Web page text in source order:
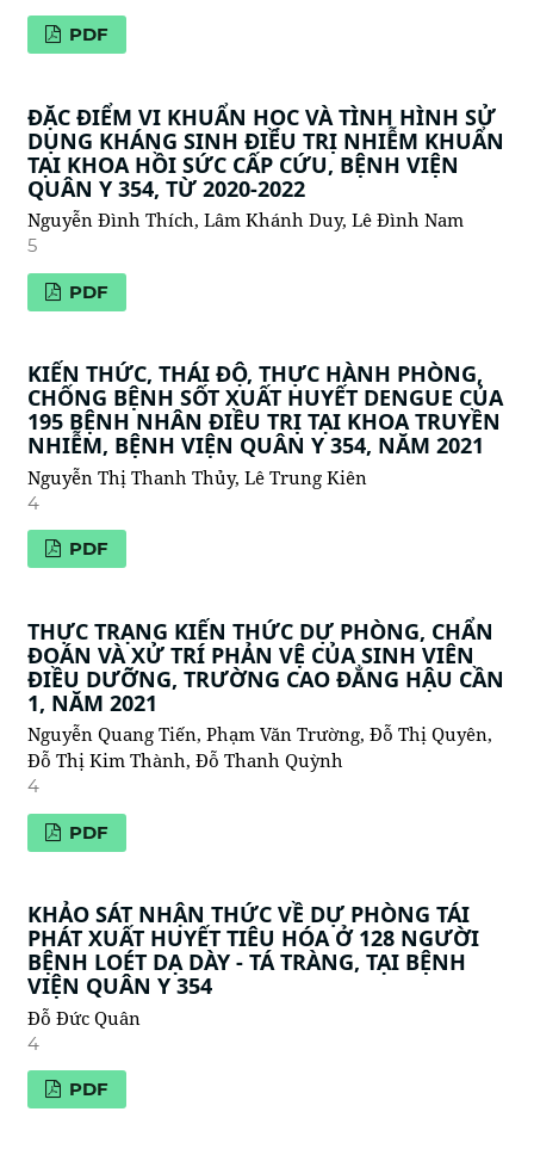
PDF
ĐẶC ĐIỂM VI KHUẨN HỌC VÀ TÌNH HÌNH SỬ
DỤNG KHÁNG SINH ĐIỀU TRỊ NHIỄM KHUẨN
TẠI KHOA HỒI SỨC CẤP CỨU, BỆNH VIỆN
QUÂN Y 354, TỪ 2020-2022
Nguyễn Đình Thích, Lâm Khánh Duy, Lê Đình Nam
5
PDF
KIẾN THỨC, THÁI ĐỘ, THỰC HÀNH PHÒNG,
CHỐNG BỆNH SỐT XUẤT HUYẾT DENGUE CỦA
195 BỆNH NHÂN ĐIỀU TRỊ TẠI KHOA TRUYỀN
NHIỄM, BỆNH VIỆN QUÂN Y 354, NĂM 2021
Nguyễn Thị Thanh Thủy, Lê Trung Kiên
4
PDF
THỰC TRẠNG KIẾN THỨC DỰ PHÒNG, CHẨN
ĐOÁN VÀ XỬ TRÍ PHẢN VỆ CỦA SINH VIÊN
ĐIỀU DƯỠNG, TRƯỜNG CAO ĐẲNG HẬU CẦN
1, NĂM 2021
Nguyễn Quang Tiến, Phạm Văn Trường, Đỗ Thị Quyên,
Đỗ Thị Kim Thành, Đỗ Thanh Quỳnh
4
PDF
KHẢO SÁT NHẬN THỨC VỀ DỰ PHÒNG TÁI
PHÁT XUẤT HUYẾT TIÊU HÓA Ở 128 NGƯỜI
BỆNH LOÉT DẠ DÀY - TÁ TRÀNG, TẠI BỆNH
VIỆN QUÂN Y 354
Đỗ Đức Quân
4
PDF